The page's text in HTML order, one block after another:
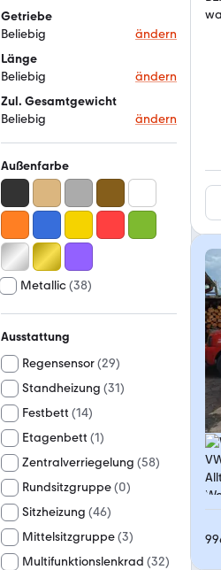
Getriebe
Beliebig
ändern
Länge
Beliebig
ändern
Zul. Gesamtgewicht
Beliebig
ändern
Außenfarbe
Metallic(38)
Ausstattung
Regensensor(29)
Standheizung (31)
Festbett (14)
Etagenbett (1)
Zentralverriegelung (58)
Rundsitzgruppe(0)
Sitzheizung (46)
Mittelsitzgruppe(3)
Multifunktionslenkrad (32)